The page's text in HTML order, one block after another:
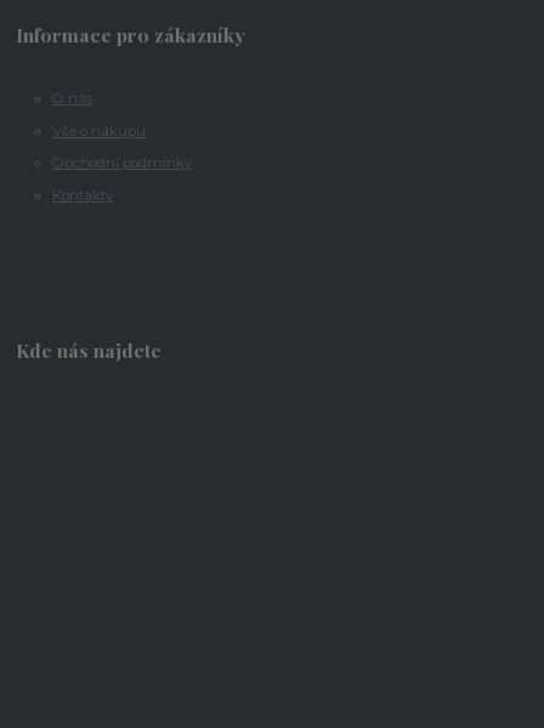
Informace pro zákazníky
O nás
Vše o nákupu
Obchodní podmínky
Kontakty
Kde nás najdete